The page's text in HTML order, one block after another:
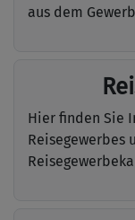
aus dem
Hier finden Sie
Reisegewerbes